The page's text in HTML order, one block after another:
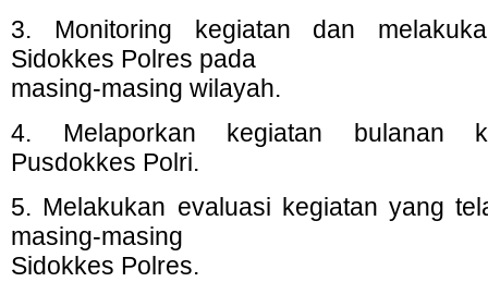
3. Monitoring kegiatan dan
Sidokkes Polres pada
masing-masing wilayah.
4. Melaporkan kegiatan bulanan
Pusdokkes Polri.
5. Melakukan evaluasi kegiatan yang
masing-masing
Sidokkes Polres.